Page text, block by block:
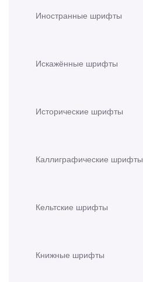
Иностранные шрифты
Искажённые шрифты
Исторические шрифты
Каллиграфические шрифты
Кельтские шрифты
Книжные шрифты